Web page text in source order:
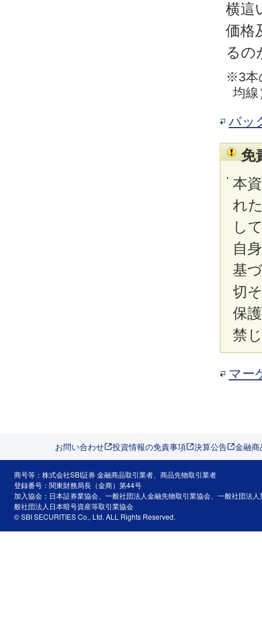
横這
価格
るの
※3本
均
バッ
免
本
れ
し
自
基
切
保
禁
マー
お問い合わせ 投資情報の免責事項 決算公告 金融
商号等：株式会社SBI証券 金融商品取引業者、商品先物取引業者
登録番号：関東財務局長（金商）第44号
加入協会：日本証券業協会、一般社団法人金融先物取引業協会、一般社団法
般社団法人日本暗号資産等取引業協会
© SBI SECURITIES Co., Ltd. ALL Rights Reserved.